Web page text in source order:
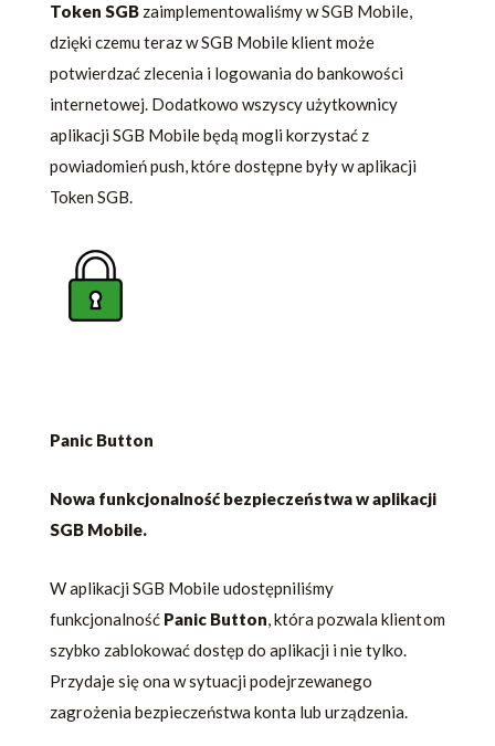
Token SGB zaimplementowaliśmy w SGB Mobile,
dzięki czemu teraz w SGB Mobile klient może
potwierdzać zlecenia i logowania do bankowości
internetowej. Dodatkowo wszyscy użytkownicy
aplikacji SGB Mobile będą mogli korzystać z
powiadomień push, które dostępne były w aplikacji
Token SGB.
Panic Button
Nowa funkcjonalność bezpieczeństwa w aplikacji
SGB Mobile.
W aplikacji SGB Mobile udostępniliśmy
funkcjonalność Panic Button, która pozwala klientom
szybko zablokować dostęp do aplikacji i nie tylko.
Przydaje się ona w sytuacji podejrzewanego
zagrożenia bezpieczeństwa konta lub urządzenia.